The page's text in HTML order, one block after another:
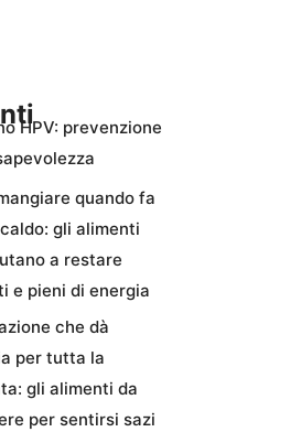
HPV: prevenzione
quando fa
gli alimenti
a restare
e pieni di energia
che dà
per tutta la
gli alimenti da
per sentirsi sazi